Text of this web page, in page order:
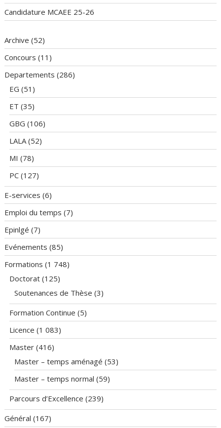
Candidature MCAEE 25-26
Archive (52)
Concours (11)
Departements (286)
EG (51)
ET (35)
GBG (106)
LALA(52)
MI (78)
PC (127)
E-services (6)
Emploi du temps (7)
Epinlgé (7)
Evénements (85)
Formations (1 748)
Doctorat (125)
Soutenances de Thèse (3)
Formation Continue (5)
Licence (1 083)
Master (416)
Master – temps aménagé (53)
Master – temps normal (59)
Parcours d’Excellence (239)
Général (167)